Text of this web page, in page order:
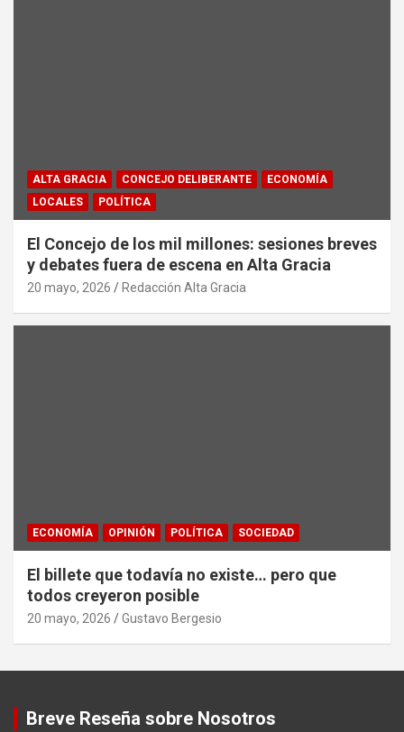
ALTA GRACIA CONCEJO DELIBERANTE
ECONOMÍA
LOCALES
POLÍTICA
El Concejo de los mil millones: sesiones breves
y debates fuera de escena en Alta Gracia
20 mayo, 2026 Redacción Alta Gracia
ECONOMÍA OPINIÓN POLÍTICA SOCIEDAD
El billete que todavía no existe… pero que
todos creyeron posible
20 mayo, 2026 Gustavo Bergesio
Breve Reseña sobre Nosotros